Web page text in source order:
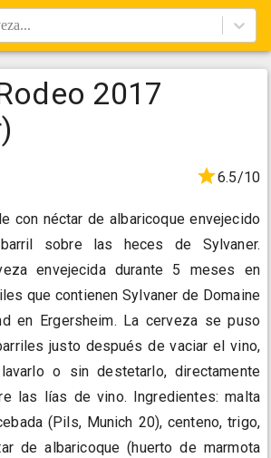
2017
6.5/10
con néctar de albaricoque envejecido
sobre las heces de Sylvaner.
envejecida durante 5 meses en
que contienen Sylvaner de Domaine
en Ergersheim. La cerveza se puso
justo después de vaciar el vino,
o sin destetarlo, directamente
las lías de vino. Ingredientes: malta
(Pils, Munich 20), centeno, trigo,
de albaricoque (huerto de marmota